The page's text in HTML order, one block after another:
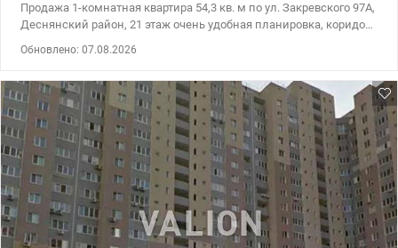
Продажа 1-комнатная квартира 54,3 кв. м по ул. Закревского 97А,
Деснянский район, 21 этаж очень удобная планировка, коридор
Обновлено: 07.08.2026